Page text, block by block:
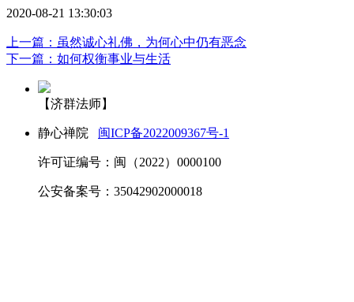
2020-08-21 13:30:03
上一篇：虽然诚心礼佛，为何心中仍有恶念
下一篇：如何权衡事业与生活
【济群法师】
静心禅院 闽ICP备2022009367号-1
许可证编号：闽（2022）0000100
公安备案号：35042902000018